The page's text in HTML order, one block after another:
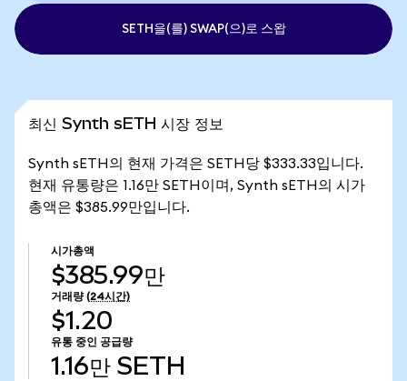
SETH을(를) SWAP(으)로 스왑
최신 Synth sETH 시장 정보
Synth sETH의 현재 가격은 SETH당 $333.33입니다.
현재 유통량은 1.16만 SETH이며, Synth sETH의 시가
총액은 $385.99만입니다.
시가총액
$385.99만
거래량 (24시간)
$1.20
유통 중인 공급량
1.16만 SETH